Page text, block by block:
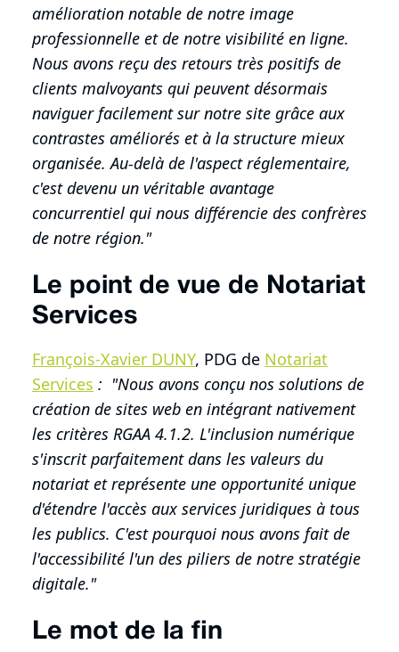
amélioration notable de notre image
professionnelle et de notre visibilité en ligne.
Nous avons reçu des retours très positifs de
clients malvoyants qui peuvent désormais
naviguer facilement sur notre site grâce aux
contrastes améliorés et à la structure mieux
organisée. Au-delà de l'aspect réglementaire,
c'est devenu un véritable avantage
concurrentiel qui nous différencie des confrères
de notre région."
Le point de vue de Notariat
Services
François-Xavier DUNY, PDG de Notariat
Services : "Nous avons conçu nos solutions de
création de sites web en intégrant nativement
les critères RGAA 4.1.2. L'inclusion numérique
s'inscrit parfaitement dans les valeurs du
notariat et représente une opportunité unique
d'étendre l'accès aux services juridiques à tous
les publics. C'est pourquoi nous avons fait de
l'accessibilité l'un des piliers de notre stratégie
digitale."
Le mot de la fin